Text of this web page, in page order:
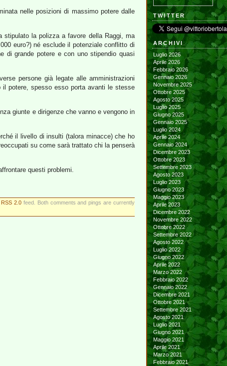
nelle posizioni di massimo potere dalle
stipulato la polizza a favore della Raggi, ma
euro?) né esclude il potenziale conflitto di
di grande potere e con uno stipendio quasi
persone già legate alle amministrazioni
il potere, spesso esso porta avanti le stesse
giunte e dirigenze che vanno e vengono in
il livello di insulti (talora minacce) che ho
su come sarà trattato chi la penserà
questi problemi.
RSS 2.0 feed. Both comments and pings are currently
TWITTER
ARCHIVI
Luglio 2026
Aprile 2026
Febbraio 2026
Gennaio 2026
Novembre 2025
Ottobre 2025
Agosto 2025
Luglio 2025
Giugno 2025
Gennaio 2025
Luglio 2024
Aprile 2024
Gennaio 2024
Dicembre 2023
Ottobre 2023
Settembre 2023
Agosto 2023
Luglio 2023
Giugno 2023
Maggio 2023
Aprile 2023
Dicembre 2022
Novembre 2022
Ottobre 2022
Settembre 2022
Agosto 2022
Luglio 2022
Giugno 2022
Aprile 2022
Marzo 2022
Febbraio 2022
Gennaio 2022
Dicembre 2021
Ottobre 2021
Settembre 2021
Agosto 2021
Luglio 2021
Giugno 2021
Maggio 2021
Aprile 2021
Marzo 2021
Febbraio 2021